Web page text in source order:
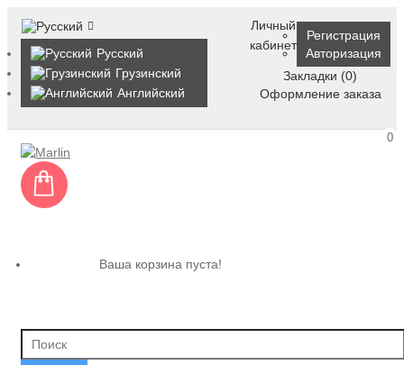
Русский
Грузинский
Английский
Личный
кабинет
Регистрация
Авторизация
Закладки (0)
Оформление заказа
0
Ваша корзина пуста!